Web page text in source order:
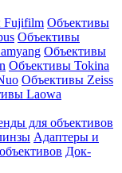
Fujifilm Объективы
Объективы
Объективы
Объективы Tokina
Объективы Zeiss
Laowa
для объективов
Адаптеры и
Док-